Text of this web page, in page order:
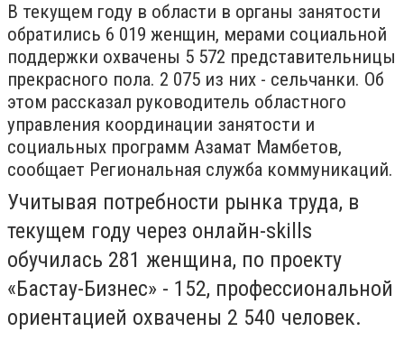
В текущем году в области в органы занятости
обратились 6 019 женщин, мерами социальной
поддержки охвачены 5 572 представительницы
прекрасного пола. 2 075 из них - сельчанки. Об
этом рассказал руководитель областного
управления координации занятости и
социальных программ Азамат Мамбетов,
сообщает Региональная служба коммуникаций.
Учитывая потребности рынка труда, в
текущем году через онлайн-skills
обучилась 281 женщина, по проекту
«Бастау-Бизнес» - 152, профессиональной
ориентацией охвачены 2 540 человек. ​